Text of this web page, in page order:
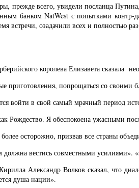
прежде всего, увидели посланца
банком NatWest с попытками
встречи, озадачили всех и
королева Елизавета сказала
приготовления, попрощаться со
войти в свой самый мрачный период
Рождество. Я обеспокоена ужасными
осторожно, призвав все страны
вестись совместными усилиями».
Александр Волков сказал, что
душа нации».